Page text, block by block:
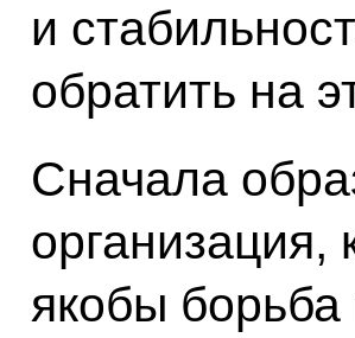
и
обратить на
Сначала
якобы борьба